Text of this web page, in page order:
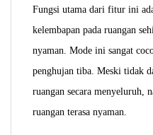
Fungsi utama dari fitur ini
kelembapan pada ruangan
nyaman. Mode ini sangat
penghujan tiba. Meski tidak
ruangan secara menyeluruh,
ruangan terasa nyaman.